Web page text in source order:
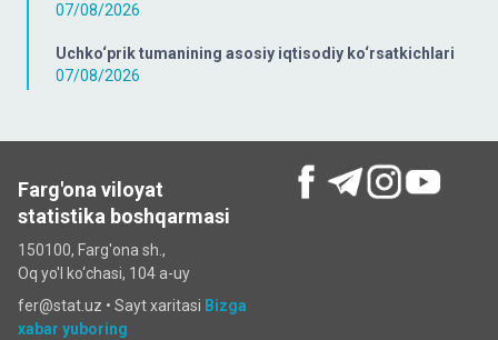
07/08/2026
Uchko‘prik tumanining asosiy iqtisodiy ko‘rsatkichlari
07/08/2026
Farg'ona viloyat
statistika boshqarmasi
150100, Farg'ona sh.,
Oq yo'l ko‘chаsi, 104 a-uy
fer@stat.uz • Sayt xaritasi Bizga
xabar yuboring